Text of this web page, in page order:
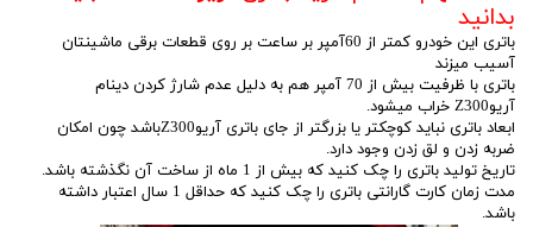
بدانید
باتری این خودرو کمتر از 60آمپر بر ساعت بر روی قطعات برقی ماشینتان
آسیب میزند
باتری با ظرفیت بیش از 70 آمپر هم به دلیل عدم شارژ کردن دینام
آریوZ300 خراب میشود.
ابعاد باتری نباید کوچکتر یا بزرگتر از جای باتری آریوZ300باشد چون امکان
ضربه زدن و لق زدن وجود دارد.
تاریخ تولید باتری را چک کنید که بیش از 1 ماه از ساخت آن نگذشته باشد.
مدت زمان کارت گارانتی باتری را چک کنید که حداقل 1 سال اعتبار داشته
باشد.